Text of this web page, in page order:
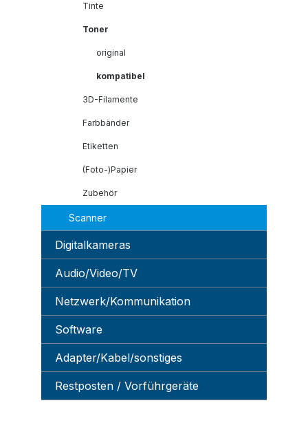
Tinte
Toner
original
kompatibel
3D-Filamente
Farbbänder
Etiketten
(Foto-)Papier
Zubehör
Scanner
Digitalkameras
Audio/Video/TV
Netzwerk/Kommunikation
Software
Adapter/Kabel/sonstiges
Restposten / Vorführgeräte